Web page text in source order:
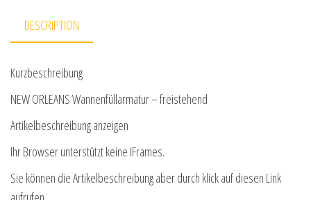
DESCRIPTION
Kurzbeschreibung
NEW ORLEANS Wannenfüllarmatur – freistehend
Artikelbeschreibung anzeigen
Ihr Browser unterstützt keine IFrames.
Sie können die Artikelbeschreibung aber durch klick auf diesen Link